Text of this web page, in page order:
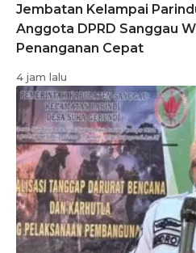
Jembatan Kelampai
Anggota DPRD Sanggau
Penanganan Cepat
4 jam lalu